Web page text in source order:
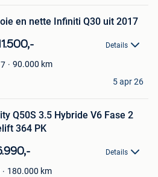
en nette Infiniti Q30 uit 2017
Details
90.000 km
5 apr 26
Q50S 3.5 Hybride V6 Fase 2
364 PK
Details
180.000 km